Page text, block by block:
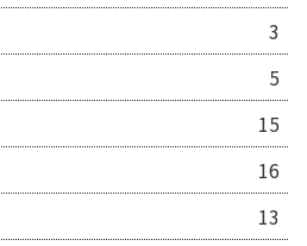
3
5
15
16
13